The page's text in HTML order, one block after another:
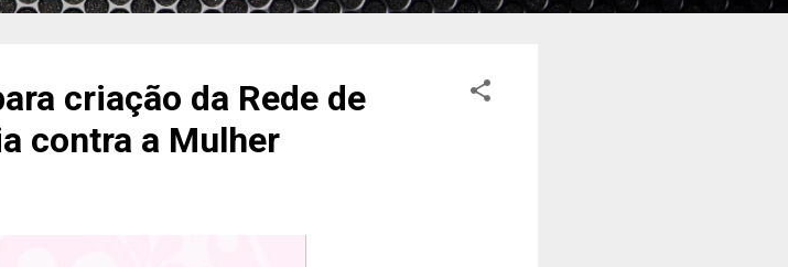
criação da Rede de
contra a Mulher